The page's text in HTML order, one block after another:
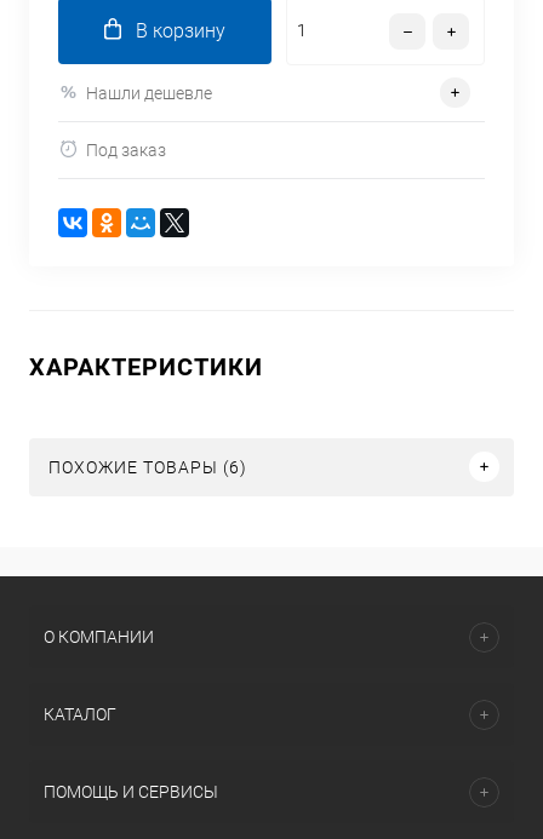
В корзину
Нашли дешевле
Под заказ
ХАРАКТЕРИСТИКИ
ПОХОЖИЕ ТОВАРЫ (6)
О КОМПАНИИ
КАТАЛОГ
ПОМОЩЬ И СЕРВИСЫ